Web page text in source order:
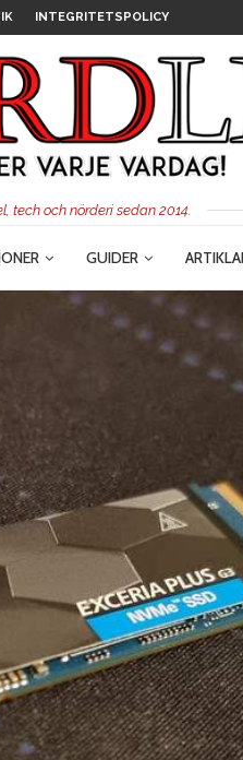
INTEGRITETSPOLICY
tech och nörderi sedan 2014.
GUIDER